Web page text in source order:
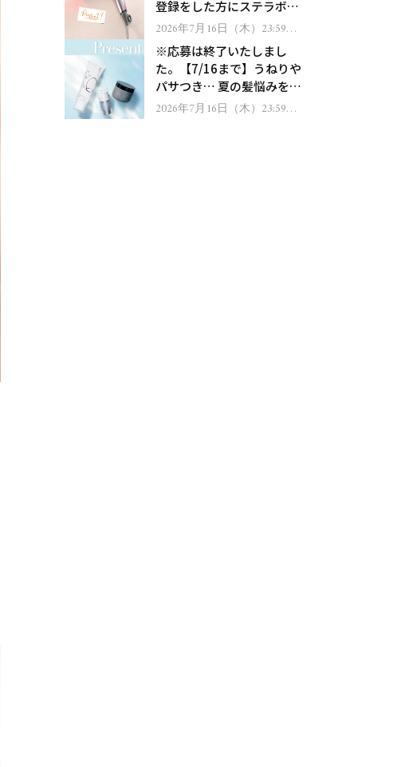
登録をした方にステラボー
テのシャインリバース ヘア
ゼント！
2026年7月16日（木）23:59ま
※応募は終了いたしまし
た。【7/16まで】うねりや
パサつき… 夏の髪悩みを解
消するヘアケアアイテムを
2026年7月16日（木）23:59ま